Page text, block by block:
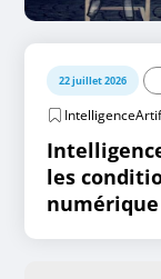
22 juillet 2026
les